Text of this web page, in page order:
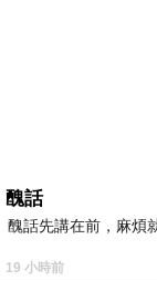
醜話
醜話先講在前，麻煩
19 小時前